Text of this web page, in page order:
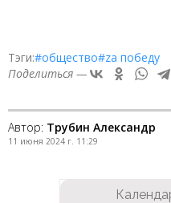
Тэги:#общество#zа победу
Поделиться —
Автор: Трубин Александр
11 июня 2024 г. 11:29